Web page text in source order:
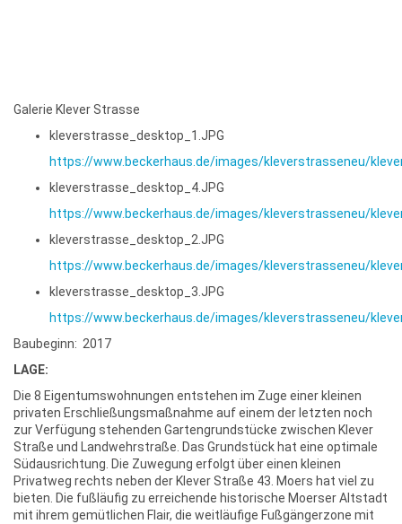
Galerie Klever Strasse
kleverstrasse_desktop_1.JPG
https://www.beckerhaus.de/images/kleverstrasseneu/
kleverstrasse_desktop_4.JPG
https://www.beckerhaus.de/images/kleverstrasseneu/
kleverstrasse_desktop_2.JPG
https://www.beckerhaus.de/images/kleverstrasseneu/
kleverstrasse_desktop_3.JPG
https://www.beckerhaus.de/images/kleverstrasseneu/
Baubeginn: 2017
LAGE:
Die 8 Eigentumswohnungen entstehen im Zuge einer kleinen
privaten Erschließungsmaßnahme auf einem der letzten noch
zur Verfügung stehenden Gartengrundstücke zwischen Klever
Straße und Landwehrstraße. Das Grundstück hat eine optimale
Südausrichtung. Die Zuwegung erfolgt über einen kleinen
Privatweg rechts neben der Klever Straße 43. Moers hat viel zu
bieten. Die fußläufig zu erreichende historische Moerser Altstadt
mit ihrem gemütlichen Flair, die weitläufige Fußgängerzone mit